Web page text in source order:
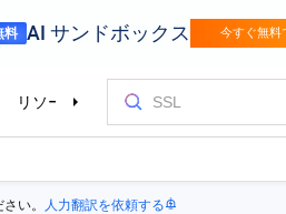
い。 人力翻訳を依頼する